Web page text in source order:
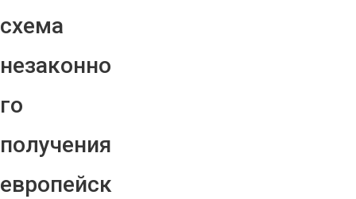
схема
незаконно
го
получения
европейск